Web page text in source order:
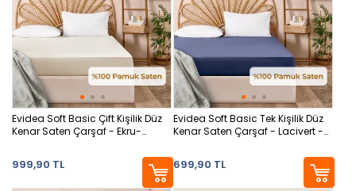
Evidea Soft Basic Çift Kişilik Düz
Kenar Saten Çarşaf - Ekru-
999,90 TL
Evidea Soft Basic Tek Kişilik Düz
Kenar Saten Çarşaf - Lacivert -
699,90 TL